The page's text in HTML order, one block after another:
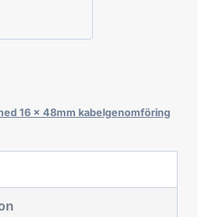
16 x 48mm kabelgenomföring